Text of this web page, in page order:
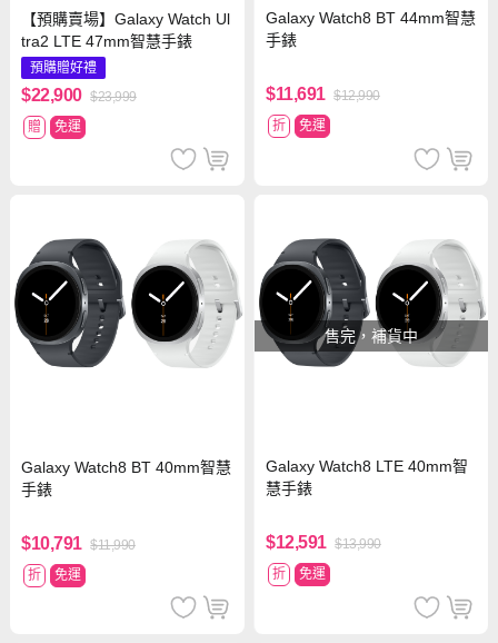
【預購賣場】Galaxy Watch Ul
tra2 LTE 47mm智慧手錶
預購贈好禮
$22,900 $23,999
贈
免運
Galaxy Watch8 BT 44mm智慧
手錶
$11,691 $12,990
折
免運
Galaxy Watch8 BT 40mm智慧
手錶
$10,791 $11,990
折
免運
售完，補貨中
Galaxy Watch8 LTE 40mm智
慧手錶
$12,591 $13,990
折
免運